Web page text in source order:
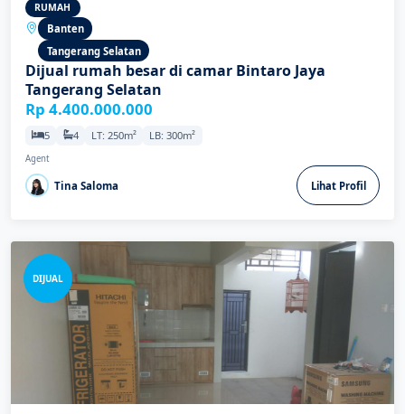
RUMAH
Banten
Tangerang Selatan
Dijual rumah besar di camar Bintaro Jaya
Tangerang Selatan
Rp 4.400.000.000
5 4 LT: 250m² LB: 300m²
Agent
Tina Saloma Lihat Profil
DIJUAL